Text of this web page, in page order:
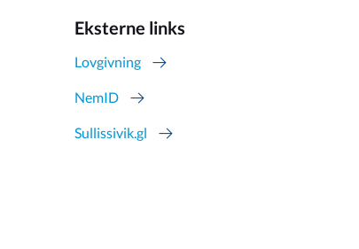
Eksterne links
Lovgivning
NemID
Sullissivik.gl